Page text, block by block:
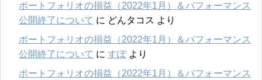
ポートフォリオの損益（2022年1月）＆パフォーマンス
公開終了について に どんタコス より
ポートフォリオの損益（2022年1月）＆パフォーマンス
公開終了について に すぽより
ポートフォリオの損益（2022年1月）＆パフォーマンス